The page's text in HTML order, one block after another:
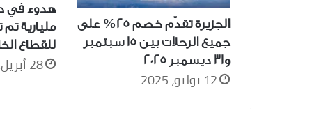
الجزيرة تقدّم خصم 25% على
جميع الرحلات بين 15 سبتمبر
و31 ديسمبر 2025
12 يوليو، 2025
هدوء في
مليارية
للقطاع
28 أبريل، 2026